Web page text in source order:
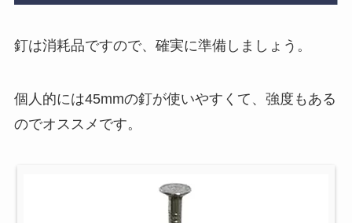
釘は消耗品ですので、確実に準備しましょう。
個人的には45mmの釘が使いやすくて、強度もある
のでオススメです。